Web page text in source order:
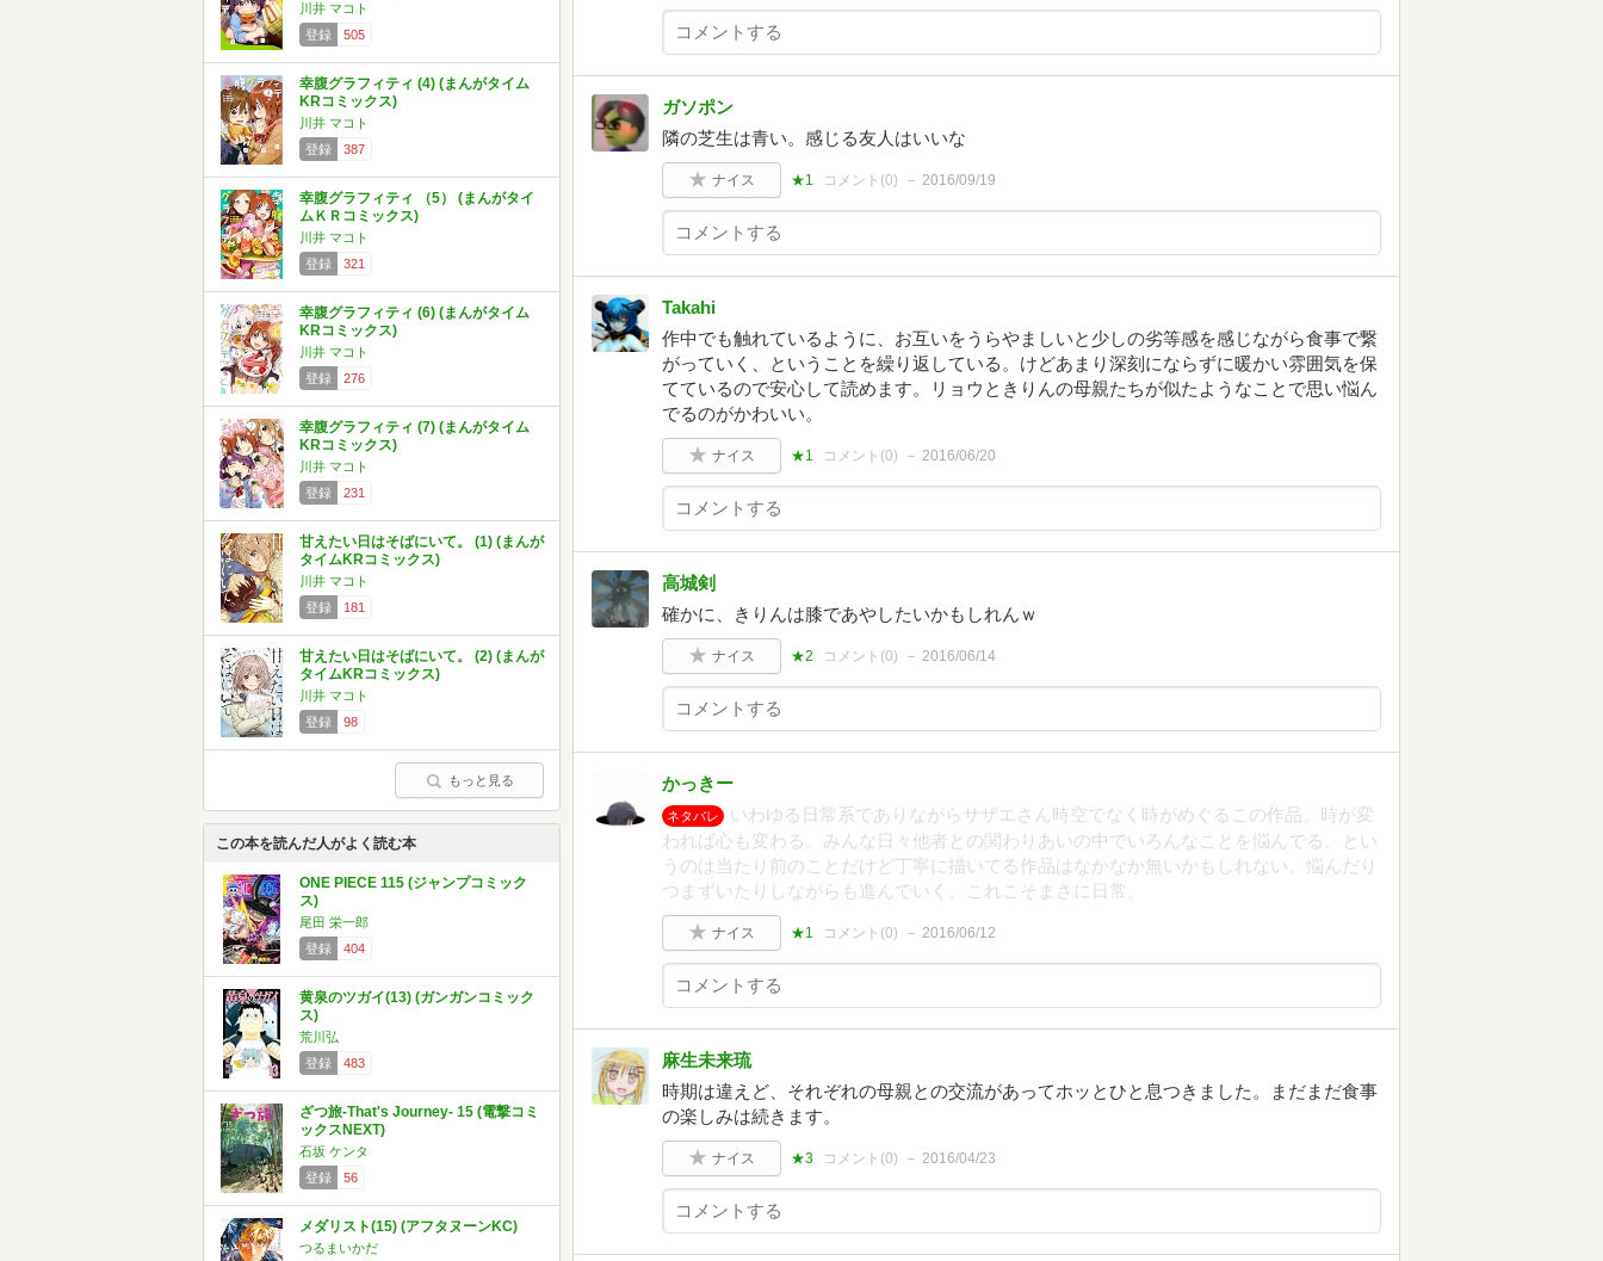
川井 マコト
登録
505
幸腹グラフィティ (4) (まんがタイム
KRコミックス)
川井 マコト
登録
387
幸腹グラフィティ （5） (まんがタイ
ムＫＲコミックス)
川井 マコト
登録
321
幸腹グラフィティ (6) (まんがタイム
KRコミックス)
川井 マコト
登録
276
幸腹グラフィティ (7) (まんがタイム
KRコミックス)
川井 マコト
登録
231
甘えたい日はそばにいて。 (1) (まんが
タイムKRコミックス)
川井 マコト
登録
181
甘えたい日はそばにいて。 (2) (まんが
タイムKRコミックス)
川井 マコト
登録
98
もっと見る
この本を読んだ人がよく読む本
ONE PIECE 115 (ジャンプコミック
ス)
尾田 栄一郎
登録
404
黄泉のツガイ(13) (ガンガンコミック
ス)
荒川弘
登録
483
ざつ旅-That's Journey- 15 (電撃コミ
ックスNEXT)
石坂 ケンタ
登録
56
メダリスト(15) (アフタヌーンKC)
つるまいかだ
ガソポン
隣の芝生は青い。感じる友人はいいな
ナイス ★1 コメント(0) 2016/09/19
Takahi
作中でも触れているように、お互いをうらやましいと少しの劣等感を感じながら食事で繋
がっていく、ということを繰り返している。けどあまり深刻にならずに暖かい雰囲気を保
てているので安心して読めます。リョウときりんの母親たちが似たようなことで思い悩ん
でるのがかわいい。
ナイス ★1 コメント(0) 2016/06/20
高城剣
確かに、きりんは膝であやしたいかもしれんｗ
ナイス ★2 コメント(0) 2016/06/14
かっきー
ネタバレ
いわゆる日常系でありながらサザエさん時空でなく時がめぐるこの作品。時が変
われば心も変わる。みんな日々他者との関わりあいの中でいろんなことを悩んでる、とい
うのは当たり前のことだけど丁寧に描いてる作品はなかなか無いかもしれない。悩んだり
つまずいたりしながらも進んでいく、これこそまさに日常。
ナイス ★1 コメント(0) 2016/06/12
麻生未来琉
時期は違えど、それぞれの母親との交流があってホッとひと息つきました。まだまだ食事
の楽しみは続きます。
ナイス ★3 コメント(0) 2016/04/23